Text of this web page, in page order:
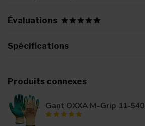
Évaluations
Spécifications
Produits connexes
Gant OXXA M-Grip 11-540